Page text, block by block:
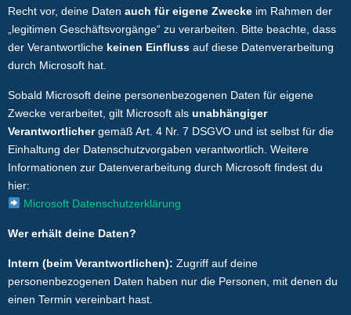
Recht vor, deine Daten auch für eigene Zwecke im Rahmen der
„legitimen Geschäftsvorgänge“ zu verarbeiten. Bitte beachte, dass
der Verantwortliche keinen Einfluss auf diese Datenverarbeitung
durch Microsoft hat.
Sobald Microsoft deine personenbezogenen Daten für eigene
Zwecke verarbeitet, gilt Microsoft als unabhängiger
Verantwortlichergemäß Art. 4 Nr. 7 DSGVO und ist selbst für die
Einhaltung der Datenschutzvorgaben verantwortlich. Weitere
Informationen zur Datenverarbeitung durch Microsoft findest du
hier:
Microsoft Datenschutzerklärung
Wer erhält deine Daten?
Intern (beim Verantwortlichen): Zugriff auf deine
personenbezogenen Daten haben nur die Personen, mit denen du
einen Termin vereinbart hast.